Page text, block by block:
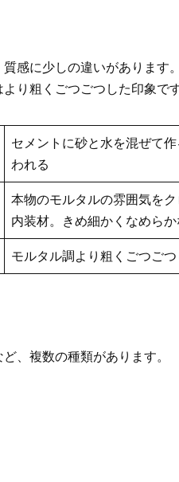
感に少しの違いがあります。
り粗くごつごつした印象です
セメントに砂と水を混ぜて
われる
本物のモルタルの雰囲気を
内装材。きめ細かくなめら
モルタル調より粗くごつご
、複数の種類があります。